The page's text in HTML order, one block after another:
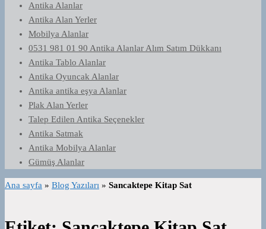
Antika Alanlar
Antika Alan Yerler
Mobilya Alanlar
0531 981 01 90 Antika Alanlar Alım Satım Dükkanı
Antika Tablo Alanlar
Antika Oyuncak Alanlar
Antika antika eşya Alanlar
Plak Alan Yerler
Talep Edilen Antika Seçenekler
Antika Satmak
Antika Mobilya Alanlar
Gümüş Alanlar
Ana sayfa » Blog Yazıları » Sancaktepe Kitap Sat